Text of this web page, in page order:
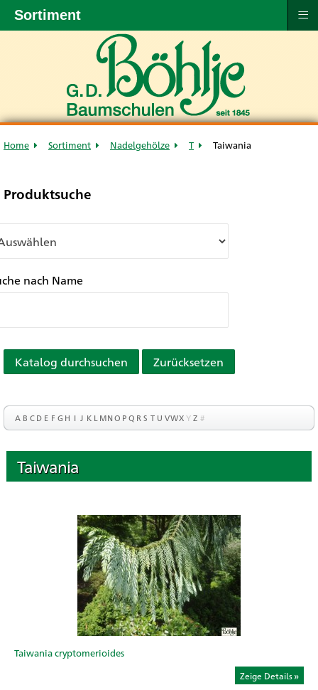
Home Sortiment Nadelgehölze T Taiwania
Produktsuche
nach Name
Katalog durchsuchen Zurücksetzen
A B C D E F G H I J K L MN O P Q R S T U VWX Y Z #
Taiwania
Taiwania cryptomerioides
Zeige Details
Sortiment ≡